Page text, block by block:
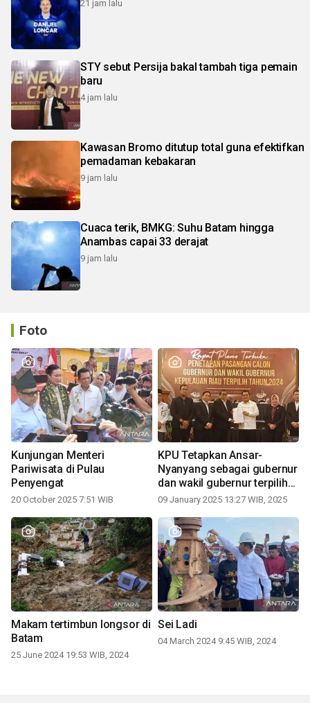
21 jam lalu
STY sebut Persija bakal tambah tiga pemain
baru
4 jam lalu
Kawasan Bromo ditutup total guna efektifkan
pemadaman kebakaran
9 jam lalu
Cuaca terik, BMKG: Suhu Batam hingga
Anambas capai 33 derajat
9 jam lalu
Foto
Kunjungan Menteri
Pariwisata di Pulau
Penyengat
20 October 2025 7:51 WIB
KPU Tetapkan Ansar-
Nyanyang sebagai gubernur
dan wakil gubernur terpilih
periode 2025-2030
09 January 2025 13:27 WIB, 2025
Makam tertimbun longsor di
Batam
25 June 2024 19:53 WIB, 2024
Sei Ladi
04 March 2024 9:45 WIB, 2024